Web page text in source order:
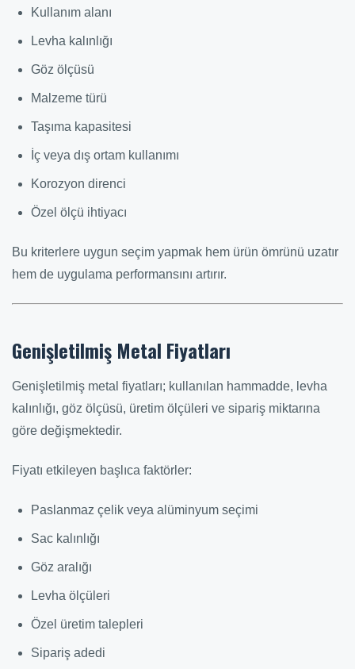
Kullanım alanı
Levha kalınlığı
Göz ölçüsü
Malzeme türü
Taşıma kapasitesi
İç veya dış ortam kullanımı
Korozyon direnci
Özel ölçü ihtiyacı
Bu kriterlere uygun seçim yapmak hem ürün ömrünü uzatır
hem de uygulama performansını artırır.
Genişletilmiş Metal Fiyatları
Genişletilmiş metal fiyatları; kullanılan hammadde, levha
kalınlığı, göz ölçüsü, üretim ölçüleri ve sipariş miktarına
göre değişmektedir.
Fiyatı etkileyen başlıca faktörler:
Paslanmaz çelik veya alüminyum seçimi
Sac kalınlığı
Göz aralığı
Levha ölçüleri
Özel üretim talepleri
Sipariş adedi